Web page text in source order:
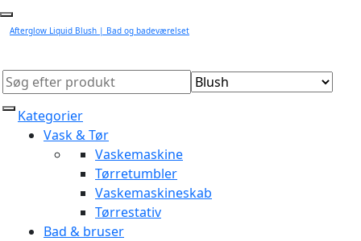
Afterglow Liquid Blush | Bad og badeværelset
Kategorier
Vask & Tør
Vaskemaskine
Tørretumbler
Vaskemaskineskab
Tørrestativ
Bad & bruser